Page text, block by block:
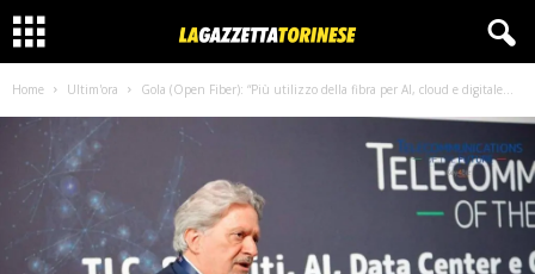
Home Ultim'ora Gola (Open Fiber): “Più utilizzo della fibra per AI, cloud e digitale...